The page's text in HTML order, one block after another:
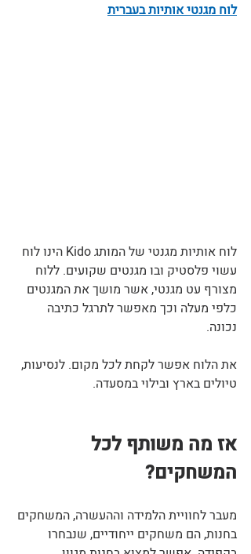
לוח מגנטי אותיות בעברית
לוח אותיות מגנטי של המותג Kido הינו לוח
עשוי פלסטיק ובו מגנטים שקועים. ללוח
מצורף עט מגנטי, אשר מושך את המגנטים
כלפי מעלה וכך מאפשר לתרגל כתיבה
נכונה.
את הלוח אפשר לקחת לכל מקום. לנסיעות,
טיולים בארץ ובילוי במסעדה.
אז מה משותף לכל
המשחקים?
מעבר לחוויית הלמידה וההעשרה, המשחקים
בחנות, הם משחקים ייחודיים, שנבחרו